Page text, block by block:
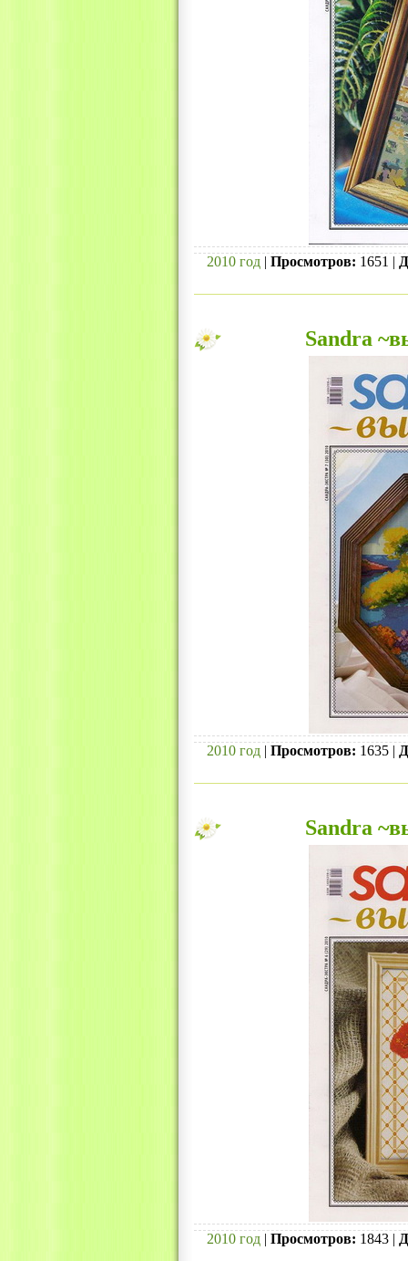
2010 год| Просмотров: 1651 |
Sandra
2010 год| Просмотров: 1635 |
Sandra
2010 год| Просмотров: 1843 |